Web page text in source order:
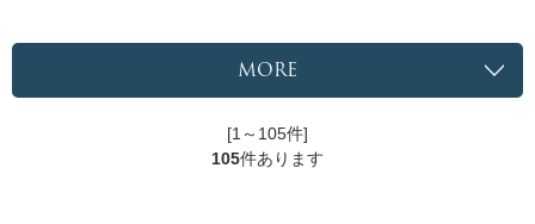
MORE
[1～105件]
105件あります